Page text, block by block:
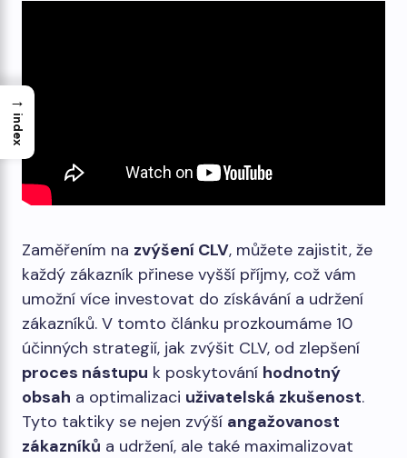
Zaměřením na zvýšení CLV, můžete zajistit, že
každý zákazník přinese vyšší příjmy, což vám
umožní více investovat do získávání a udržení
zákazníků. V tomto článku prozkoumáme 10
účinných strategií, jak zvýšit CLV, od zlepšení
proces nástupu k poskytování hodnotný
obsah a optimalizaci uživatelská zkušenost.
Tyto taktiky se nejen zvýší angažovanost
zákazníků a udržení, ale také maximalizovat
→
index